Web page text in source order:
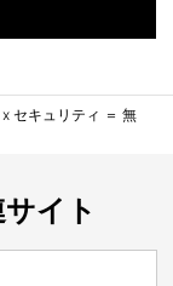
セキュリティ ＝ 無
イト